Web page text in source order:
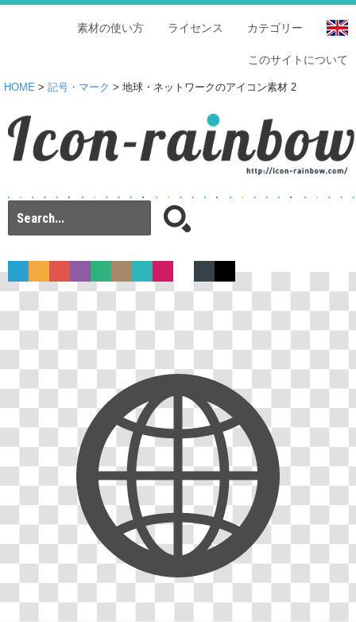
カテゴリー
ライセンス
素材の使い方
このサイトについて
HOME > 記号・マーク > 地球・ネットワークのアイコン素材 2